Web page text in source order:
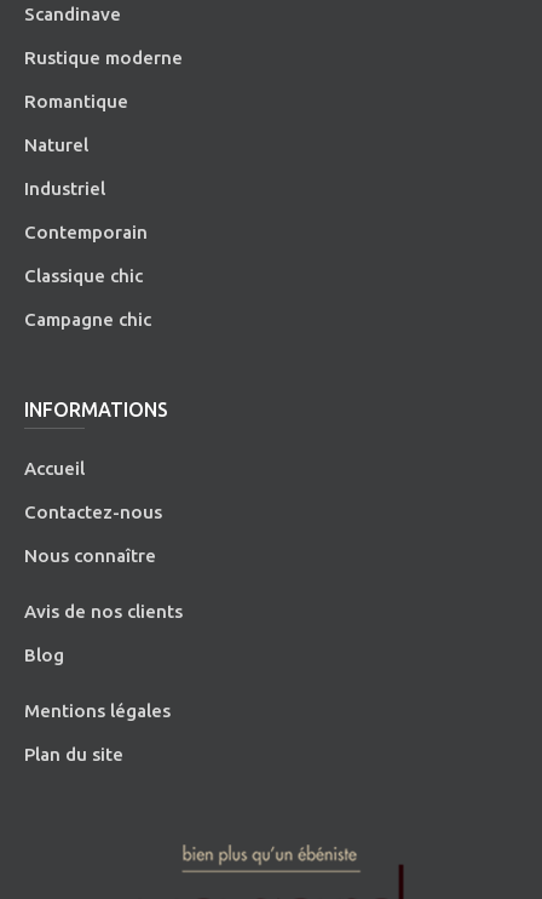
Scandinave
Rustique moderne
Romantique
Naturel
Industriel
Contemporain
Classique chic
Campagne chic
INFORMATIONS
Accueil
Contactez-nous
Nous connaître
Avis de nos clients
Blog
Mentions légales
Plan du site